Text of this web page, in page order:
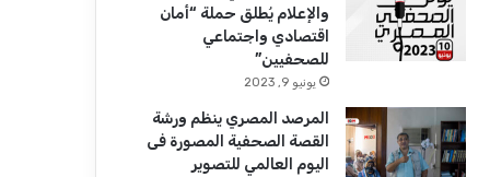
والإعلام يُطلق حملة “أمان
اقتصادي واجتماعي
للصحفيين”
يونيو 9, 2023
المرصد المصري ينظم ورشة
القصة الصحفية المصورة فى
اليوم العالمي للتصوير